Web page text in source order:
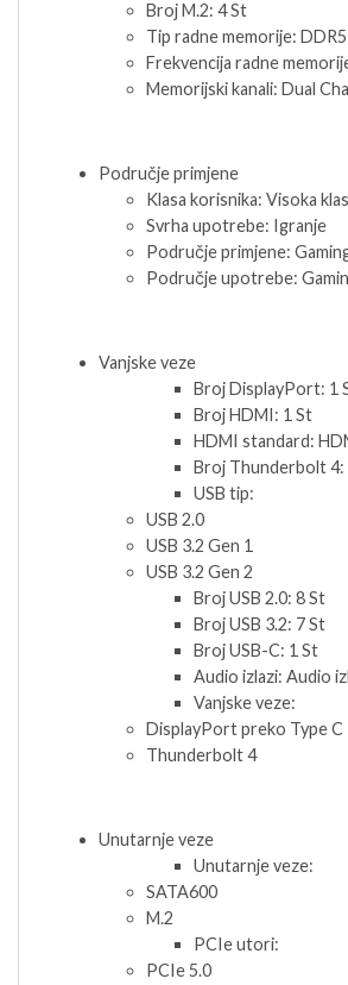
Broj M.2: 4 St
Tip radne memorije: DDR5
Frekvencija radne
Memorijski kanali: Dual
Područje primjene
Klasa korisnika: Visoka
Svrha upotrebe: Igranje
Područje primjene:
Područje upotrebe:
Vanjske veze
Broj DisplayPort: 1
Broj HDMI: 1 St
HDMI standard:
Broj Thunderbolt 4:
USB tip:
USB 2.0
USB 3.2 Gen 1
USB 3.2 Gen 2
Broj USB 2.0: 8 St
Broj USB 3.2: 7 St
Broj USB-C: 1 St
Audio izlazi: Audio
Vanjske veze:
DisplayPort preko Type C
Thunderbolt 4
Unutarnje veze
Unutarnje veze:
SATA600
M.2
PCIe utori:
PCIe 5.0